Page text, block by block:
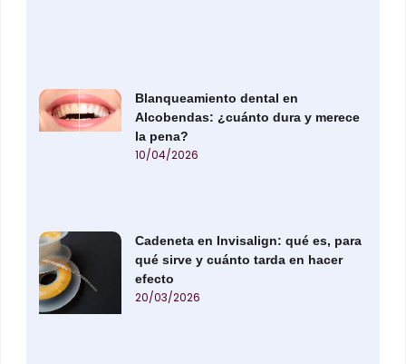
Blanqueamiento dental en
Alcobendas: ¿cuánto dura y merece
la pena?
10/04/2026
Cadeneta en Invisalign: qué es, para
qué sirve y cuánto tarda en hacer
efecto
20/03/2026